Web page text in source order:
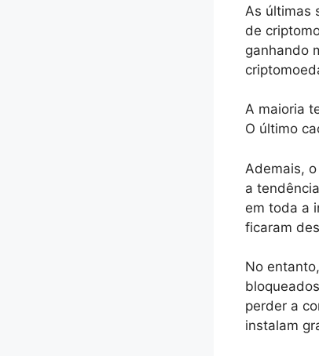
As últimas
de
ganhando
A maioria
O último
Ademais,
a
em toda a
ficaram
No
perder a
instalam